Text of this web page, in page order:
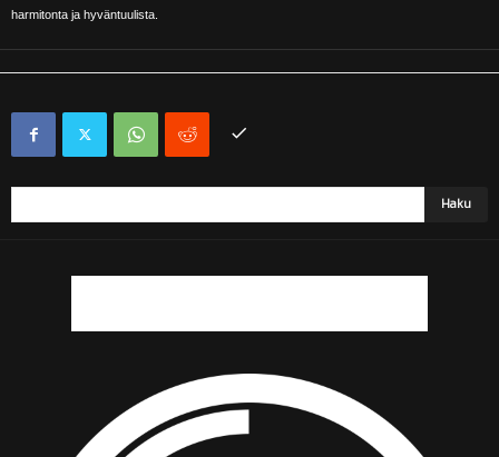
harmitonta ja hyväntuulista.